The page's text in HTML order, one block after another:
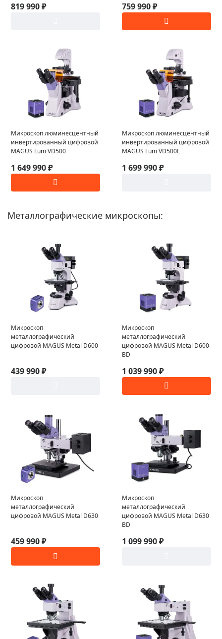
819 990 ₽ 759 990 ₽
Микроскоп люминесцентный
инвертированный цифровой
MAGUS Lum VD500
1 649 990 ₽
Микроскоп люминесцентный
инвертированный цифровой
MAGUS Lum VD500L
1 699 990 ₽
Металлографические микроскопы:
Микроскоп
металлографический
цифровой MAGUS Metal D600
439 990 ₽
Микроскоп
металлографический
цифровой MAGUS Metal D600
BD
1 039 990 ₽
Микроскоп
металлографический
цифровой MAGUS Metal D630
459 990 ₽
Микроскоп
металлографический
цифровой MAGUS Metal D630
BD
1 099 990 ₽